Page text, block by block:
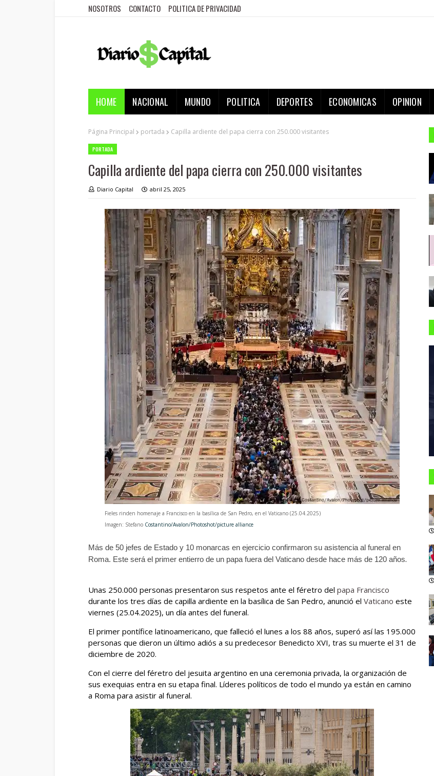
NOSOTROS CONTACTO POLITICA DE PRIVACIDAD
HOME NACIONAL MUNDO POLITICA DEPORTES ECONOMICAS OPINION
Página Principal portada Capilla ardiente del papa cierra con 250.000 visitantes
PORTADA
Capilla ardiente del papa cierra con 250.000 visitantes
Diario Capital abril 25, 2025
Fieles rinden homenaje a Francisco en la basílica de San Pedro, en el Vaticano (25.04.2025)
Imagen: Stefano Costantino/Avalon/Photoshot/picture alliance
Más de 50 jefes de Estado y 10 monarcas en ejercicio confirmaron su asistencia al funeral en
Roma. Este será el primer entierro de un papa fuera del Vaticano desde hace más de 120 años.
Unas 250.000 personas presentaron sus respetos ante el féretro del papa Francisco
durante los tres días de capilla ardiente en la basílica de San Pedro, anunció el Vaticano este
viernes (25.04.2025), un día antes del funeral.
El primer pontífice latinoamericano, que falleció el lunes a los 88 años, superó así las 195.000
personas que dieron un último adiós a su predecesor Benedicto XVI, tras su muerte el 31 de
diciembre de 2020.
Con el cierre del féretro del jesuita argentino en una ceremonia privada, la organización de
sus exequias entra en su etapa final. Líderes políticos de todo el mundo ya están en camino
a Roma para asistir al funeral.